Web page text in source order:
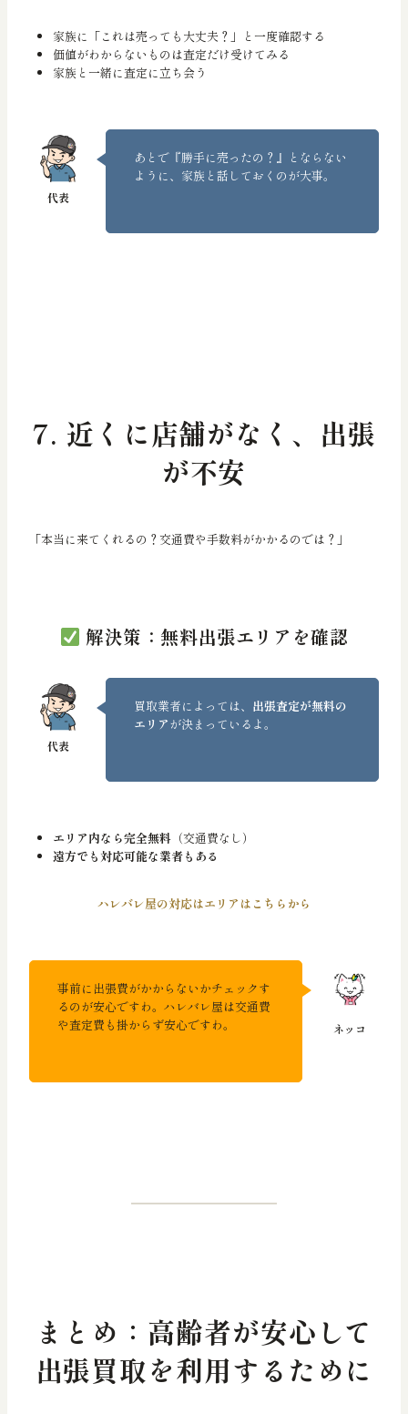
家族に「これは売っても大丈夫？」と一度確認する
価値がわからないものは査定だけ受けてみる
家族と一緒に査定に立ち会う
あとで『勝手に売ったの？』とならない
ように、家族と話しておくのが大事。
7. 近くに店舗がなく、出張
が不安
「本当に来てくれるの？交通費や手数料がかかるのでは？」
解決策：無料出張エリアを確認
買取業者によっては、 出張査定が無料の
エリアが決まっているよ。
エリア内なら完全無料 （交通費なし）
遠方でも対応可能な業者もある
ハレバレ屋の対応はエリアはこちらから
事前に出張費がかからないかチェックす
るのが安心ですわ。ハレバレ屋は交通費
や査定費も掛からず安心ですわ。
まとめ：高齢者が安心して
出張買取を利用するために